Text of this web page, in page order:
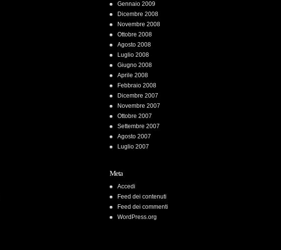
Gennaio 2009
Dicembre 2008
Novembre 2008
Ottobre 2008
Agosto 2008
Luglio 2008
Giugno 2008
Aprile 2008
Febbraio 2008
Dicembre 2007
Novembre 2007
Ottobre 2007
Settembre 2007
Agosto 2007
Luglio 2007
Meta
Accedi
Feed dei contenuti
Feed dei commenti
WordPress.org